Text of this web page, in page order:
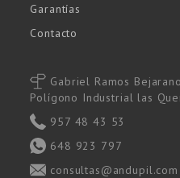
Garantías
Contacto
Gabriel Ramos
Polígono Industrial las
957 48 43 53
648 923 797
consultas@andupil.com